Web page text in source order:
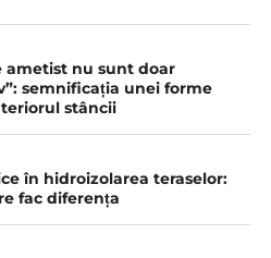
ametist nu sunt doar
semnificația unei forme
stâncii
în hidroizolarea teraselor:
fac diferența